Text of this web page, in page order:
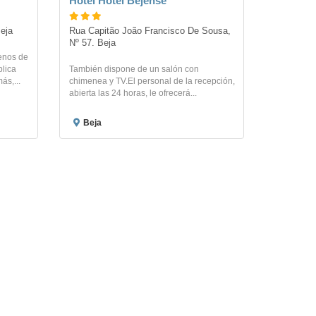
de
Rua Capitão João Francisco De Sousa,
Nº 57. Beja
También dispone de un salón con
chimenea y TV.El personal de la recepción,
abierta las 24 horas, le ofrecerá...
Beja